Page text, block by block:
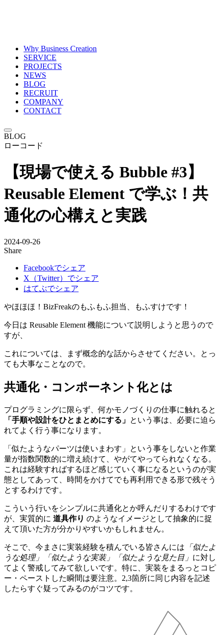
Why Business Creation
SERVICE
PROJECTS
NEWS
BLOG
RECRUIT
COMPANY
CONTACT
BLOG
ローコード
【現場で使える Bubble #3】
Reusable Element で学ぶ！共
通化の心構えと実践
2024-09-26
Share
Facebookでシェア
X（Twitter）でシェア
はてぶでシェア
やほほほ！BizFreakのもふもふ担当、もふすけです！
今日は Reusable Element 機能について説明しようと思うので
すが、
これについては、まず概念的な話からさせてください。とっ
ても大事なことなので。
共通化・コンポーネント化とは
プログラミングに限らず、何かモノづくりの仕事に触れると
「手順や設計をひとまとめにする」 という事は、必要に迫ら
れてよく行う事になります。
「似たようなパーツは使いまわす」という事をしないと作業
量が指数関数的に増え続けて、やがてやってられなくなる。
これは経験すればするほど感じていく事になるというのが実
態としてあって、時間をかけてでも再利用できる形で残そう
とするわけです。
こういう行いをシンプルに共通化とか呼んだりするわけです
が、実質的に 道具作り のようなイメージとして抽象的に捉
えて頂いた方が分かりやすいかもしれません。
そこで、今まさに実装経験を積んでいる皆さんには 「似たよ
うな処理」「似たような実装」「似たような見た目」 に対し
てよく警戒してみて欲しいです。特に、実装をまるっとコピ
ー・ペーストした瞬間は要注意。2,3箇所に同じ内容を記述
したらすぐ疑ってみるのがコツです。